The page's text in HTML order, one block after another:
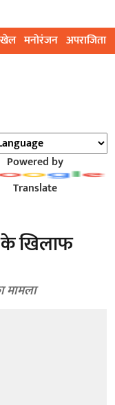
खेल मनोरंजन अपराजिता
Powered by
Translate
के खिलाफ
मामला